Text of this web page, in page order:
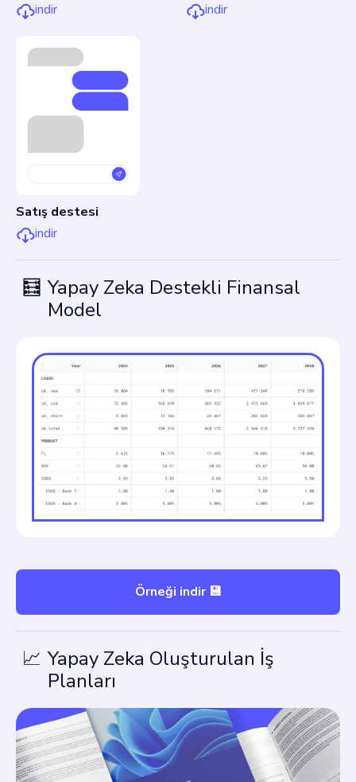
indir
indir
Satış destesi
indir
🧮 Yapay Zeka Destekli Finansal
Model
Örneği indir 💾
📈 Yapay Zeka Oluşturulan İş
Planları